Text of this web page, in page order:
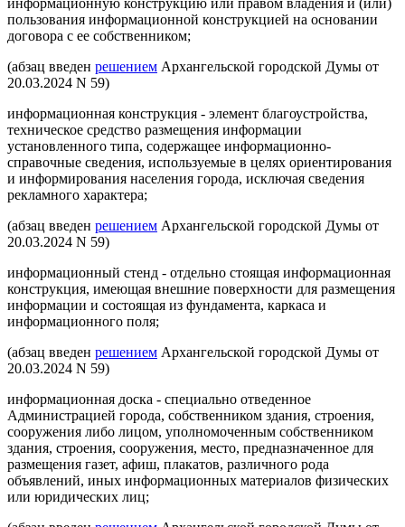
информационную конструкцию или правом владения и (или)
пользования информационной конструкцией на основании
договора с ее собственником;
(абзац введен решением Архангельской городской Думы от
20.03.2024 N 59)
информационная конструкция - элемент благоустройства,
техническое средство размещения информации
установленного типа, содержащее информационно-
справочные сведения, используемые в целях ориентирования
и информирования населения города, исключая сведения
рекламного характера;
(абзац введен решением Архангельской городской Думы от
20.03.2024 N 59)
информационный стенд - отдельно стоящая информационная
конструкция, имеющая внешние поверхности для размещения
информации и состоящая из фундамента, каркаса и
информационного поля;
(абзац введен решением Архангельской городской Думы от
20.03.2024 N 59)
информационная доска - специально отведенное
Администрацией города, собственником здания, строения,
сооружения либо лицом, уполномоченным собственником
здания, строения, сооружения, место, предназначенное для
размещения газет, афиш, плакатов, различного рода
объявлений, иных информационных материалов физических
или юридических лиц;